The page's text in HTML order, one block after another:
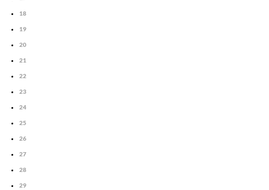
18
19
20
21
22
23
24
25
26
27
28
29